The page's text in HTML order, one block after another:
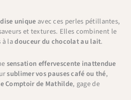
uniqueavec ces perles pétillantes,
et textures. Elles combinent le
à ladouceur du chocolat au lait.
sensation effervescente inattendue
sublimer vos pauses café ou thé,
Comptoir de Mathilde, gage de